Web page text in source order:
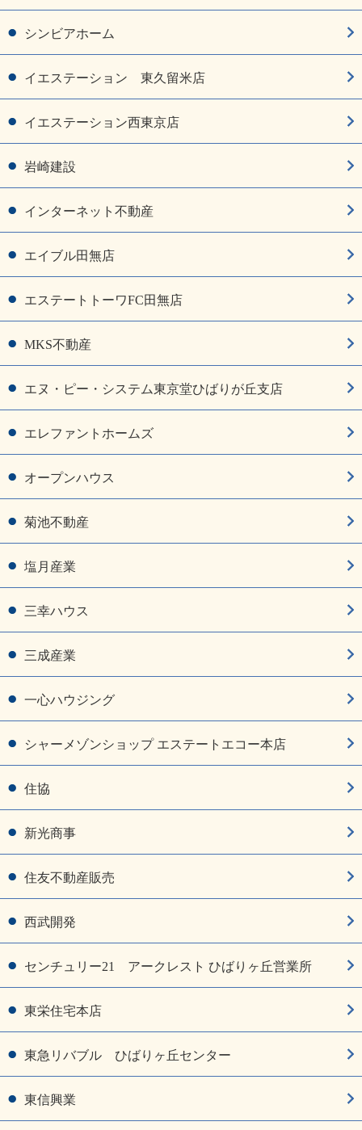
シンビアホーム
イエステーション 東久留米店
イエステーション西東京店
岩崎建設
インターネット不動産
エイブル田無店
エステートトーワFC田無店
MKS不動産
エヌ・ピー・システム東京堂ひばりが丘支店
エレファントホームズ
オープンハウス
菊池不動産
塩月産業
三幸ハウス
三成産業
一心ハウジング
シャーメゾンショップ エステートエコー本店
住協
新光商事
住友不動産販売
西武開発
センチュリー21 アークレスト ひばりヶ丘営業所
東栄住宅本店
東急リバブル ひばりヶ丘センター
東信興業